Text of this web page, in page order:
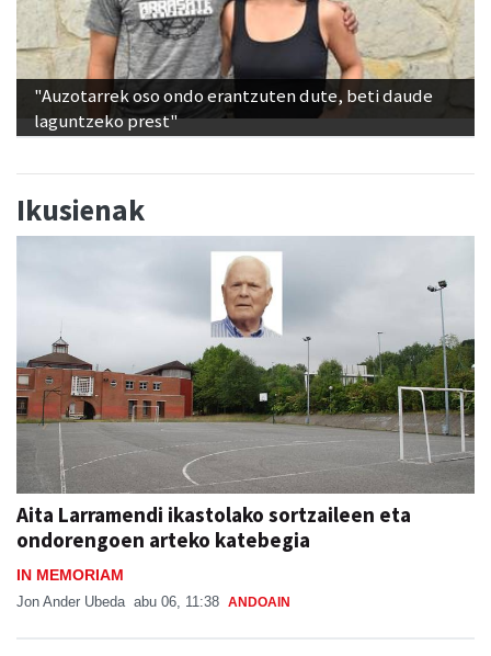
"Auzotarrek oso ondo erantzuten dute, beti daude
laguntzeko prest"
Ikusienak
Aita Larramendi ikastolako sortzaileen eta
ondorengoen arteko katebegia
IN MEMORIAM
Jon Ander Ubeda abu 06, 11:38 ANDOAIN